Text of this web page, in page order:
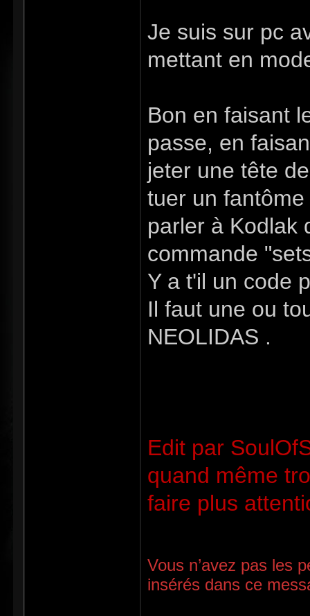
Je suis sur pc
mettant en
Bon en faisant
passe, en
jeter une tête
tuer un
parler à Kodlak
commande
Y a t'il un code
Il faut une ou
NEOLIDAS .
Edit par
quand même
faire plus
Vous n’avez pas les
insérés dans ce